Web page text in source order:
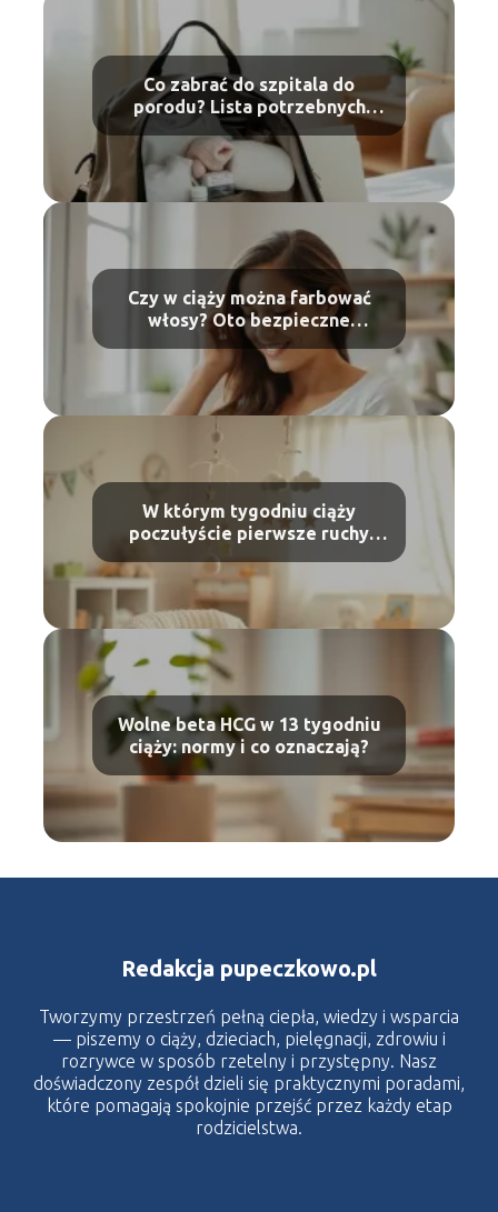
Co zabrać do szpitala do
porodu? Lista potrzebnych
rzeczy
Czy w ciąży można farbować
włosy? Oto bezpieczne
sposoby
W którym tygodniu ciąży
poczułyście pierwsze ruchy
Wolne beta HCG w 13 tygodniu
ciąży: normy i co oznaczają?
Redakcja pupeczkowo.pl
Tworzymy przestrzeń pełną ciepła, wiedzy i wsparcia
— piszemy o ciąży, dzieciach, pielęgnacji, zdrowiu i
rozrywce w sposób rzetelny i przystępny. Nasz
doświadczony zespół dzieli się praktycznymi poradami,
które pomagają spokojnie przejść przez każdy etap
rodzicielstwa.